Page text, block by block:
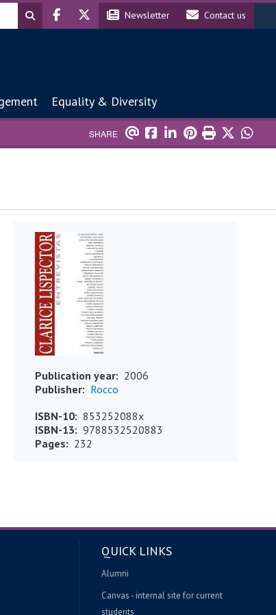
Header social
Header contact
Newsletter Contact us
Equality & Diversity
SHARE
Image
Publication year
2006
Publisher
Rocco
ISBN-10 853252088x
ISBN-13
9788532520883
Pages
232
QUICK LINKS
Alumni
Canvas - internal site for current
students